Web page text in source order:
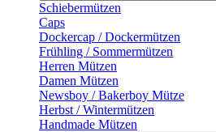
Schiebermützen
Caps
Dockercap / Dockermützen
Frühling / Sommermützen
Herren Mützen
Damen Mützen
Newsboy / Bakerboy Mütze
Herbst / Wintermützen
Handmade Mützen